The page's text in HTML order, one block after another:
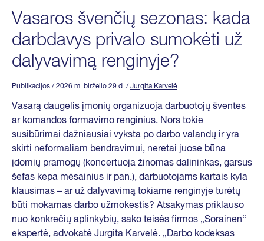
Vasaros švenčių sezonas: kada
darbdavys privalo sumokėti už
dalyvavimą renginyje?
Publikacijos / 2026 m. birželio 29 d. / Jurgita Karvelė
Vasarą daugelis įmonių organizuoja darbuotojų šventes
ar komandos formavimo renginius. Nors tokie
susibūrimai dažniausiai vyksta po darbo valandų ir yra
skirti neformaliam bendravimui, neretai juose būna
įdomių pramogų (koncertuoja žinomas dalininkas, garsus
šefas kepa mėsainius ir pan.), darbuotojams kartais kyla
klausimas – ar už dalyvavimą tokiame renginyje turėtų
būti mokamas darbo užmokestis? Atsakymas priklauso
nuo konkrečių aplinkybių, sako teisės firmos „Sorainen“
ekspertė, advokatė Jurgita Karvelė. „Darbo kodeksas